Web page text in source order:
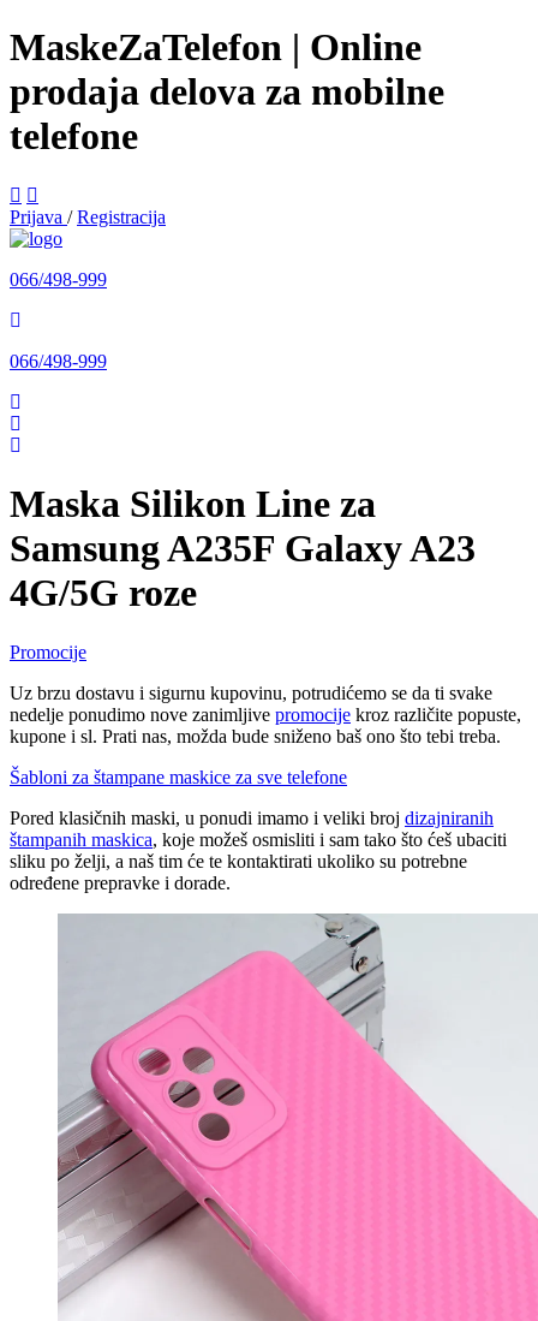
MaskeZaTelefon | Online
prodaja delova za mobilne
telefone
Prijava / Registracija
066/498-999
066/498-999
Maska Silikon Line za
Samsung A235F Galaxy A23
4G/5G roze
Promocije
Uz brzu dostavu i sigurnu kupovinu, potrudićemo se da ti svake
nedelje ponudimo nove zanimljive promocije kroz različite popuste,
kupone i sl. Prati nas, možda bude sniženo baš ono što tebi treba.
Šabloni za štampane maskice za sve telefone
Pored klasičnih maski, u ponudi imamo i veliki broj dizajniranih
štampanih maskica, koje možeš osmisliti i sam tako što ćeš ubaciti
sliku po želji, a naš tim će te kontaktirati ukoliko su potrebne
određene prepravke i dorade.